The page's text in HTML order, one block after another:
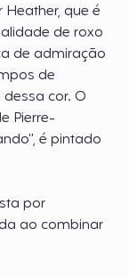
que é
de roxo
de admiração
de
cor. O
Pierre-
é pintado
por
ao combinar